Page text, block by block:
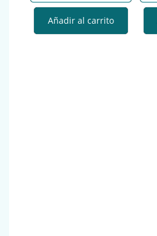
Añadir al carrito